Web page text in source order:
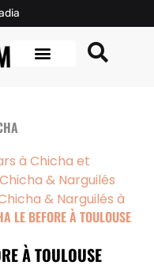
à Chicha et
& Narguilés
& Narguilés à
LE BEFORE À TOULOUSE
À TOULOUSE